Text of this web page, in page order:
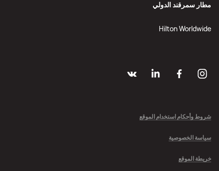
مطار سمرقند الدولي
Hilton Worldwide
شروط وأحكام استخدام الموقع
سياسة الخصوصية
خريطة الموقع